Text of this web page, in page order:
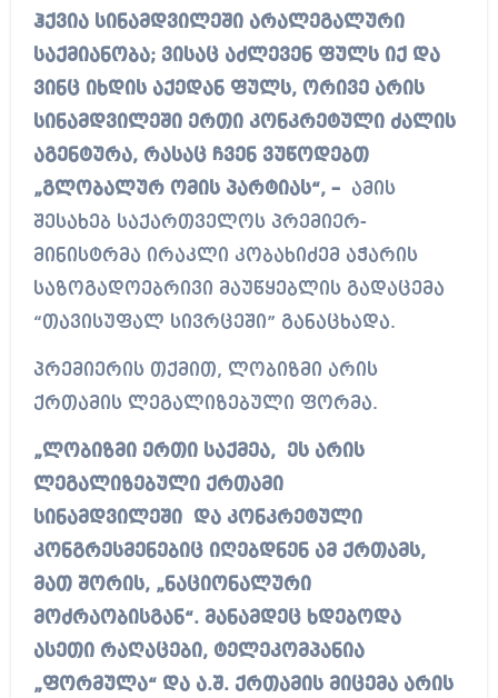
ჰქვია სინამდვილეში არალეგალური
საქმიანობა; ვისაც აძლევენ ფულს იქ და
ვინც იხდის აქედან ფულს, ორივე არის
სინამდვილეში ერთი კონკრეტული ძალის
აგენტურა, რასაც ჩვენ ვუწოდებთ
„გლობალურ ომის პარტიას“, –
ამის
შესახებ საქართველოს პრემიერ-
მინისტრმა ირაკლი კობახიძემ აჭარის
საზოგადოებრივი მაუწყებლის გადაცემა
“თავისუფალ სივრცეში” განაცხადა.
პრემიერის თქმით, ლობიზმი არის
ქრთამის ლეგალიზებული ფორმა.
„ლობიზმი ერთი საქმეა, ეს არის
ლეგალიზებული ქრთამი
სინამდვილეში და კონკრეტული
კონგრესმენებიც იღებდნენ ამ ქრთამს,
მათ შორის, „ნაციონალური
მოძრაობისგან“. მანამდეც ხდებოდა
ასეთი რაღაცები, ტელეკომპანია
„ფორმულა“ და ა.შ. ქრთამის მიცემა არის